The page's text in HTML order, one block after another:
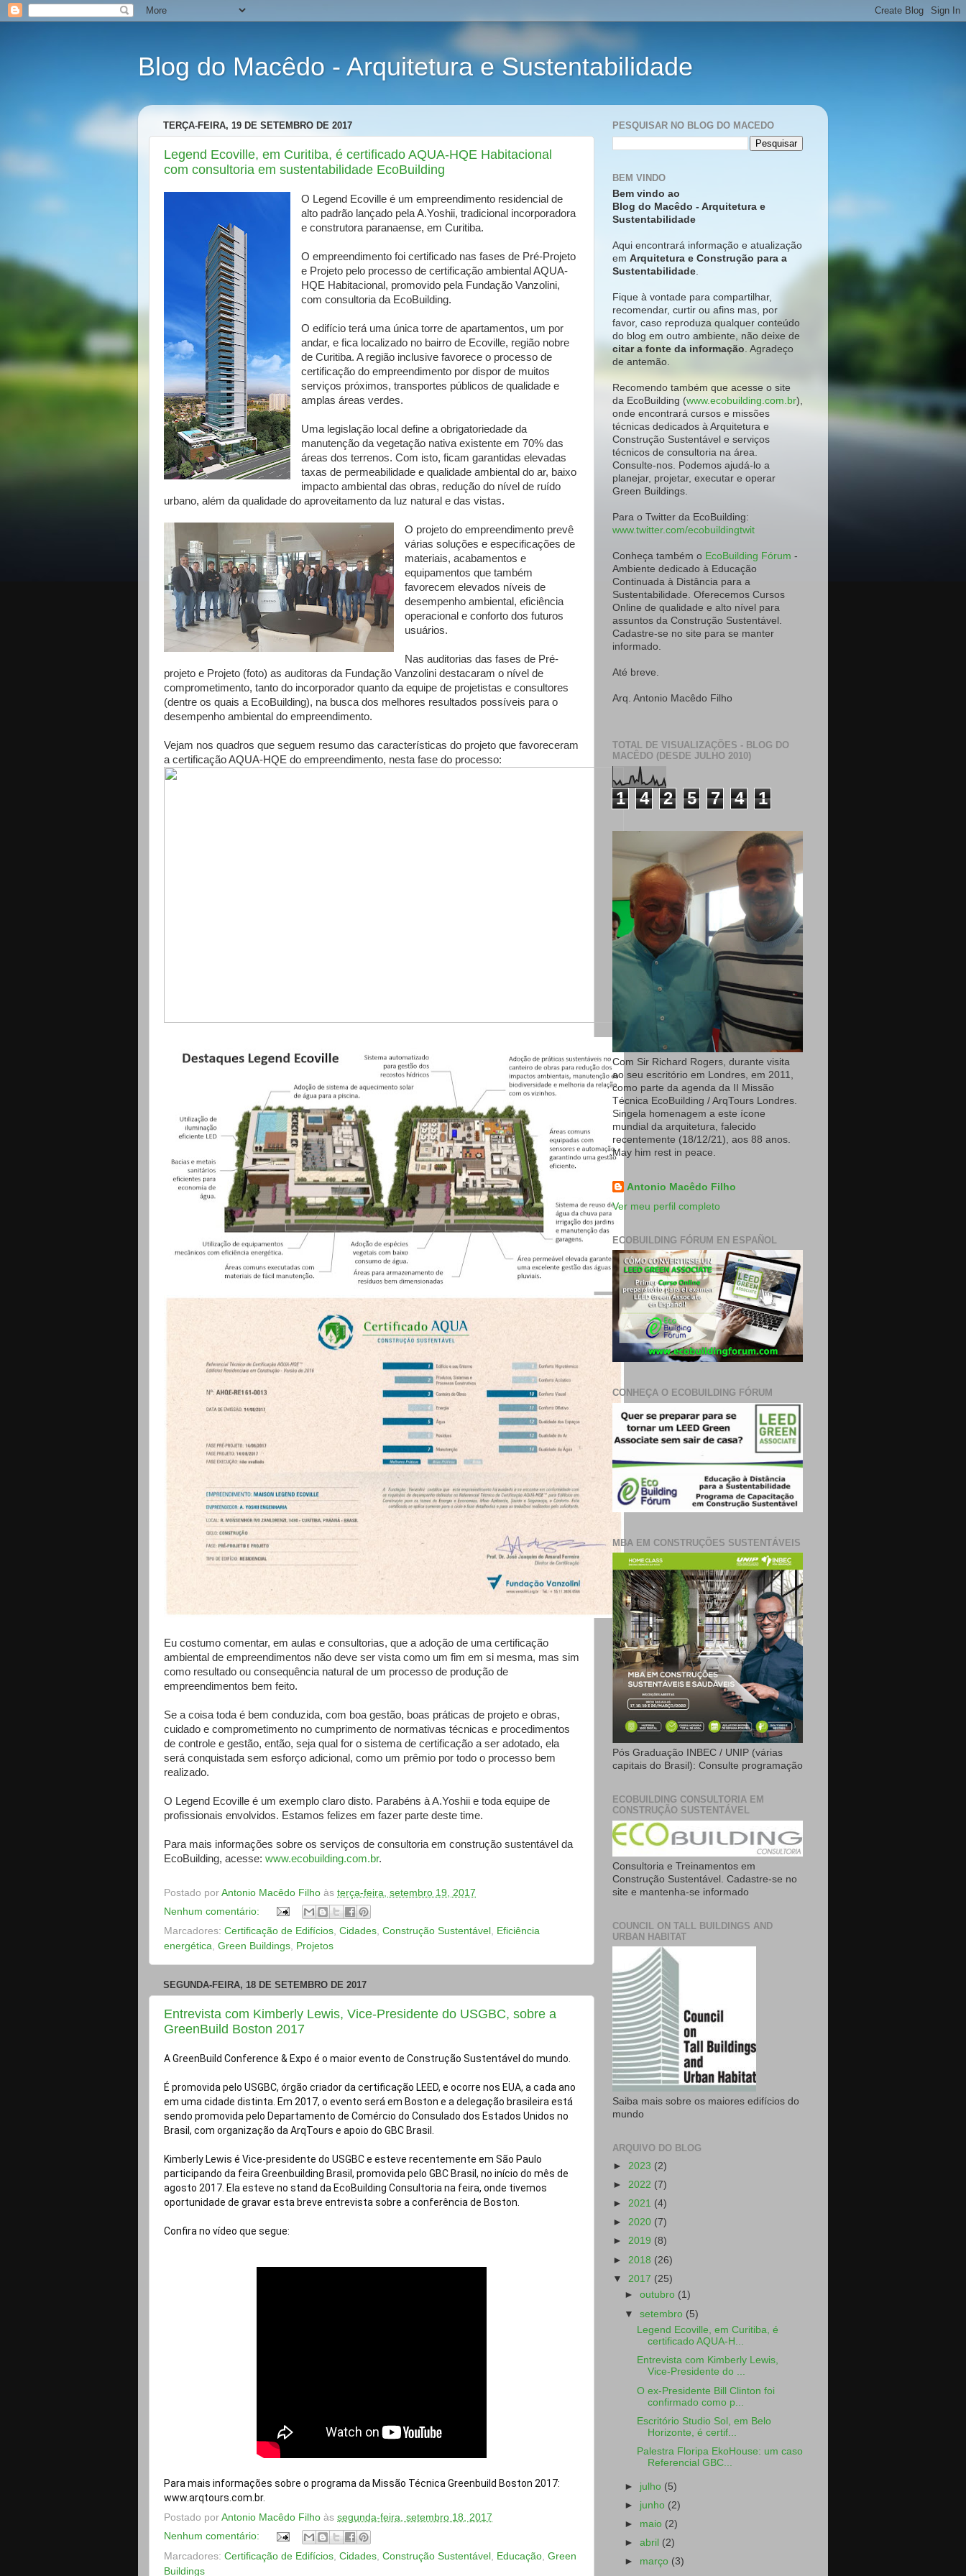
Blog do Macêdo - Arquitetura e Sustentabilidade
TERÇA-FEIRA, 19 DE SETEMBRO DE 2017
Legend Ecoville, em Curitiba, é certificado AQUA-HQE Habitacional
com consultoria em sustentabilidade EcoBuilding
O Legend Ecoville é um empreendimento residencial de
alto padrão lançado pela A.Yoshii, tradicional incorporadora
e construtora paranaense, em Curitiba.
O empreendimento foi certificado nas fases de Pré-Projeto
e Projeto pelo processo de certificação ambiental AQUA-
HQE Habitacional, promovido pela Fundação Vanzolini,
com consultoria da EcoBuilding.
O edifício terá uma única torre de apartamentos, um por
andar, e fica localizado no bairro de Ecoville, região nobre
de Curitiba. A região inclusive favorece o processo de
certificação do empreendimento por dispor de muitos
serviços próximos, transportes públicos de qualidade e
amplas áreas verdes.
Uma legislação local define a obrigatoriedade da
manutenção da vegetação nativa existente em 70% das
áreas dos terrenos. Com isto, ficam garantidas elevadas
taxas de permeabilidade e qualidade ambiental do ar, baixo
impacto ambiental das obras, redução do nível de ruído
urbano, além da qualidade do aproveitamento da luz natural e das vistas.
O projeto do empreendimento prevê
várias soluções e especificações de
materiais, acabamentos e
equipamentos que também
favorecem elevados níveis de
desempenho ambiental, eficiência
operacional e conforto dos futuros
usuários.
Nas auditorias das fases de Pré-
projeto e Projeto (foto) as auditoras da Fundação Vanzolini destacaram o nível de
comprometimento, tanto do incorporador quanto da equipe de projetistas e consultores
(dentre os quais a EcoBuilding), na busca dos melhores resultados possíveis para o
desempenho ambiental do empreendimento.
Vejam nos quadros que seguem resumo das características do projeto que favoreceram
a certificação AQUA-HQE do empreendimento, nesta fase do processo:
Eu costumo comentar, em aulas e consultorias, que a adoção de uma certificação
ambiental de empreendimentos não deve ser vista como um fim em si mesma, mas sim
como resultado ou consequência natural de um processo de produção de
empreendimentos bem feito.
Se a coisa toda é bem conduzida, com boa gestão, boas práticas de projeto e obras,
cuidado e comprometimento no cumprimento de normativas técnicas e procedimentos
de controle e gestão, então, seja qual for o sistema de certificação a ser adotado, ela
será conquistada sem esforço adicional, como um prêmio por todo o processo bem
realizado.
O Legend Ecoville é um exemplo claro disto. Parabéns à A.Yoshii e toda equipe de
profissionais envolvidos. Estamos felizes em fazer parte deste time.
Para mais informações sobre os serviços de consultoria em construção sustentável da
EcoBuilding, acesse: www.ecobuilding.com.br.
Postado por Antonio Macêdo Filho às terça-feira, setembro 19, 2017
Nenhum comentário:
Marcadores: Certificação de Edifícios, Cidades, Construção Sustentável , Eficiência
energética, Green Buildings, Projetos
SEGUNDA-FEIRA, 18 DE SETEMBRO DE 2017
Entrevista com Kimberly Lewis, Vice-Presidente do USGBC, sobre a
GreenBuild Boston 2017
A GreenBuild Conference & Expo é o maior evento de Construção Sustentável do mundo.
É promovida pelo USGBC, órgão criador da certificação LEED, e ocorre nos EUA, a cada ano
em uma cidade distinta. Em 2017, o evento será em Boston e a delegação brasileira está
sendo promovida pelo Departamento de Comércio do Consulado dos Estados Unidos no
Kimberly Lewis é Vice-presidente do USGBC e esteve recentemente em São Paulo
participando da feira Greenbuilding Brasil, promovida pelo GBC Brasil, no início do mês de
agosto 2017. Ela esteve no stand da EcoBuilding Consultoria na feira, onde tivemos
oportunidade de gravar esta breve entrevista sobre a conferência de Boston.
Confira no vídeo que segue:
Para mais informações sobre o programa da Missão Técnica Greenbuild Boston 2017:
www.arqtours.com.br.
Postado por Antonio Macêdo Filho às segunda-feira, setembro 18, 2017
Nenhum comentário:
Marcadores: Certificação de Edifícios Cidades Construção Sustentável Educação Green
Buildings
PESQUISAR NO BLOG DO MACEDO
BEM VINDO
Bem vindo ao
Blog do Macêdo - Arquitetura e
Sustentabilidade
Aqui encontrará informação e atualização
em Arquitetura e Construção para a
Sustentabilidade.
Fique à vontade para compartilhar,
recomendar, curtir ou afins mas, por
favor, caso reproduza qualquer conteúdo
do blog em outro ambiente, não deixe de
citar a fonte da informação. Agradeço
de antemão.
Recomendo também que acesse o site
da EcoBuilding (www.ecobuilding.com.br),
onde encontrará cursos e missões
técnicas dedicados à Arquitetura e
Construção Sustentável e serviços
técnicos de consultoria na área.
Consulte-nos. Podemos ajudá-lo a
planejar, projetar, executar e operar
Green Buildings.
Para o Twitter da EcoBuilding:
www.twitter.com/ecobuildingtwit
Conheça também o EcoBuilding Fórum -
Ambiente dedicado à Educação
Continuada à Distância para a
Sustentabilidade. Oferecemos Cursos
Online de qualidade e alto nível para
assuntos da Construção Sustentável.
Cadastre-se no site para se manter
informado.
Até breve.
Arq. Antonio Macêdo Filho
TOTAL DE VISUALIZAÇÕES - BLOG DO
MACÊDO (DESDE JULHO 2010)
1 4 2 5 7 4 1
Com Sir Richard Rogers, durante visita
ao seu escritório em Londres, em 2011,
como parte da agenda da II Missão
Técnica EcoBuilding / ArqTours Londres.
Singela homenagem a este ícone
mundial da arquitetura, falecido
recentemente (18/12/21), aos 88 anos.
May him rest in peace.
Antonio Macêdo Filho
Ver meu perfil completo
ECOBUILDING FÓRUM EN ESPAÑOL
CONHEÇA O ECOBUILDING FÓRUM
MBA EM CONSTRUÇÕES SUSTENTÁVEIS
Pós Graduação INBEC / UNIP (várias
capitais do Brasil): Consulte programação
ECOBUILDING CONSULTORIA EM
CONSTRUÇÃO SUSTENTÁVEL
Consultoria e Treinamentos em
Construção Sustentável. Cadastre-se no
site e mantenha-se informado
COUNCIL ON TALL BUILDINGS AND
URBAN HABITAT
Saiba mais sobre os maiores edifícios do
mundo
ARQUIVO DO BLOG
► 2023 (2)
► 2022 (7)
► 2021 (4)
► 2020 (7)
► 2019 (8)
► 2018 (26)
▼ 2017 (25)
►outubro (1)
▼setembro (5)
Legend Ecoville, em Curitiba, é
certificado AQUA-H...
Entrevista com Kimberly Lewis,
Vice-Presidente do ...
O ex-Presidente Bill Clinton foi
confirmado como p...
Escritório Studio Sol, em Belo
Horizonte, é certif...
Palestra Floripa EkoHouse: um caso
Referencial GBC...
► julho (5)
► junho (2)
► maio (2)
►abril (2)
► março (3)